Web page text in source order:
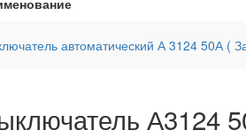
автоматический А 3124 50А (
А3124